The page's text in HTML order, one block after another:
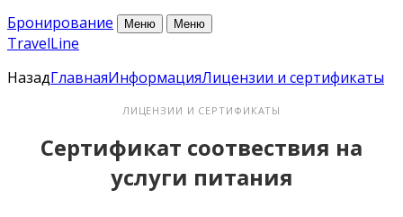
Бронирование
Меню Меню
TravelLine
НазадГлавнаяИнформацияЛицензии и сертификаты
ЛИЦЕНЗИИ И СЕРТИФИКАТЫ
Сертификат соотвествия на
услуги питания